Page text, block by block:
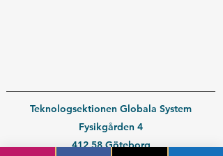
Teknologsektionen Globala System
Fysikgården 4
412 58 Göteborg